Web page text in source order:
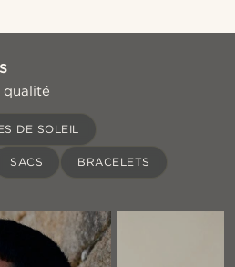
qualité
DE SOLEIL
SACS BRACELETS